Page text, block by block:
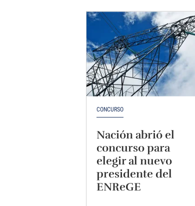
CONCURSO
Nación abrió el
concurso para
elegir al nuevo
presidente del
ENReGE